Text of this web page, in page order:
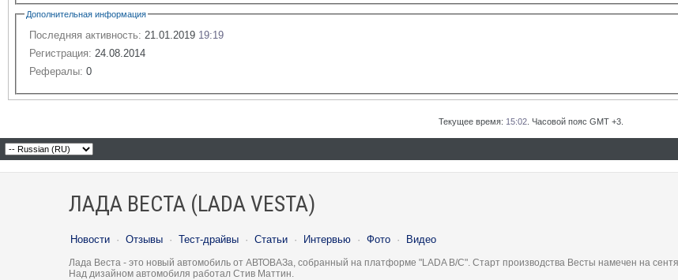
Дополнительная информация
Последняя активность: 21.01.2019 19:19
Регистрация: 24.08.2014
Рефералы: 0
Текущее время: 15:02 . Часовой пояс GMT +3.
ЛАДА ВЕСТА (LADA VESTA)
Новости · Отзывы · Тест-драйвы · Статьи · Интервью · Фото · Видео
Лада Веста - это новый автомобиль от АВТОВАЗа, собранный на платформе "LADA B/C". Старт производства Весты намечен на
Над дизайном автомобиля работал Стив Маттин.